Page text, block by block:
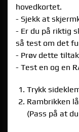
hovedkortet.
- Sjekk at
- Er du på riktig
så test om det
- Prøv dette
- Test en og en
Trykk
Rambrikken
(Pass på at